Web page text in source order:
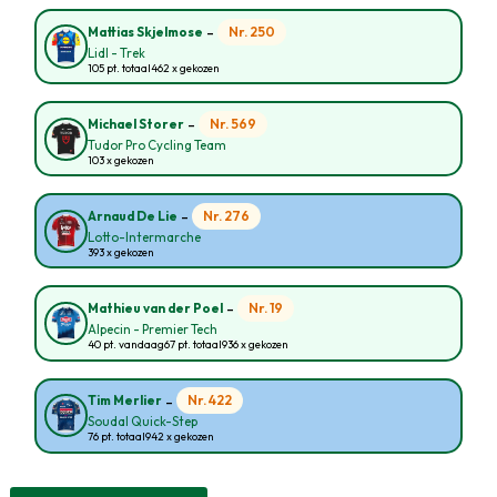
Mattias Skjelmose - Nr. 250
Lidl - Trek
105 pt. totaal462 x gekozen
Michael Storer - Nr. 569
Tudor Pro Cycling Team
103 x gekozen
Arnaud De Lie - Nr. 276
Lotto-Intermarche
393 x gekozen
Mathieu van der Poel - Nr. 19
Alpecin - Premier Tech
40 pt. vandaag67 pt. totaal936 x gekozen
Tim Merlier - Nr. 422
Soudal Quick-Step
76 pt. totaal942 x gekozen